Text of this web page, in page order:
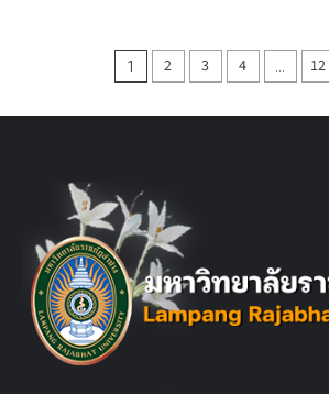
Posts
1 2 3 4 … 12